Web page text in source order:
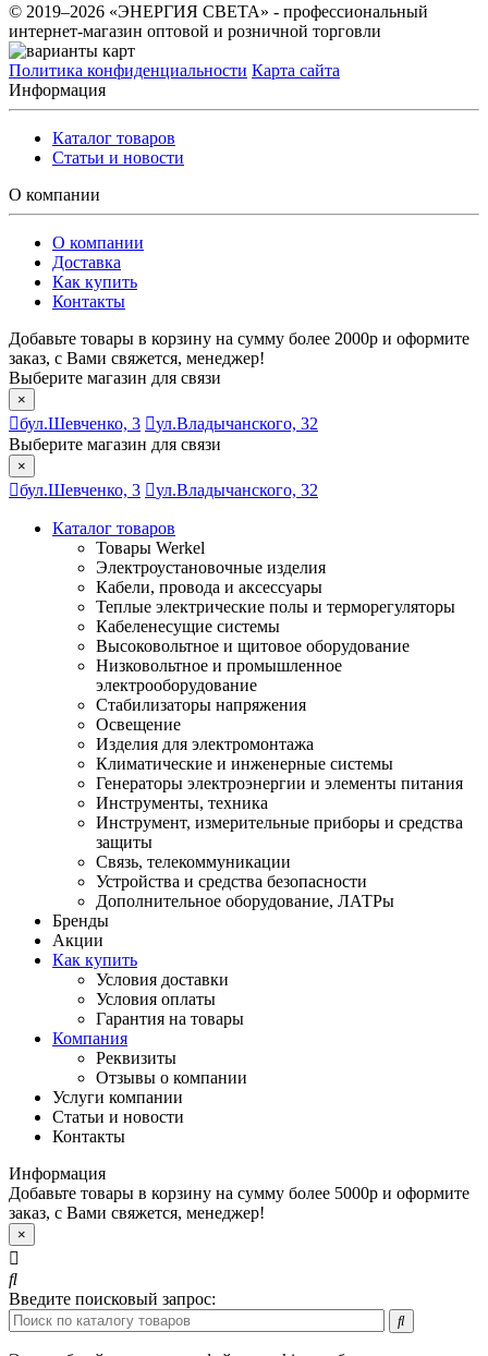
© 2019–2026 «ЭНЕРГИЯ СВЕТА» - профессиональный
интернет-магазин оптовой и розничной торговли
Политика конфиденциальности Карта сайта
Информация
Каталог товаров
Статьи и новости
О компании
О компании
Доставка
Как купить
Контакты
Добавьте товары в корзину на сумму более 2000р и оформите
заказ, с Вами свяжется, менеджер!
Выберите магазин для связи
×
бул.Шевченко, 3
ул.Владычанского, 32
Выберите магазин для связи
×
бул.Шевченко, 3 ул.Владычанского, 32
Каталог товаров
Товары Werkel
Электроустановочные изделия
Кабели, провода и аксессуары
Теплые электрические полы и терморегуляторы
Кабеленесущие системы
Высоковольтное и щитовое оборудование
Низковольтное и промышленное
электрооборудование
Стабилизаторы напряжения
Освещение
Изделия для электромонтажа
Климатические и инженерные системы
Генераторы электроэнергии и элементы питания
Инструменты, техника
Инструмент, измерительные приборы и средства
защиты
Связь, телекоммуникации
Устройства и средства безопасности
Дополнительное оборудование, ЛАТРы
Бренды
Акции
Как купить
Условия доставки
Условия оплаты
Гарантия на товары
Компания
Реквизиты
Отзывы о компании
Услуги компании
Статьи и новости
Контакты
Информация
Добавьте товары в корзину на сумму более 5000р и оформите
заказ, с Вами свяжется, менеджер!
×
Введите поисковый запрос: